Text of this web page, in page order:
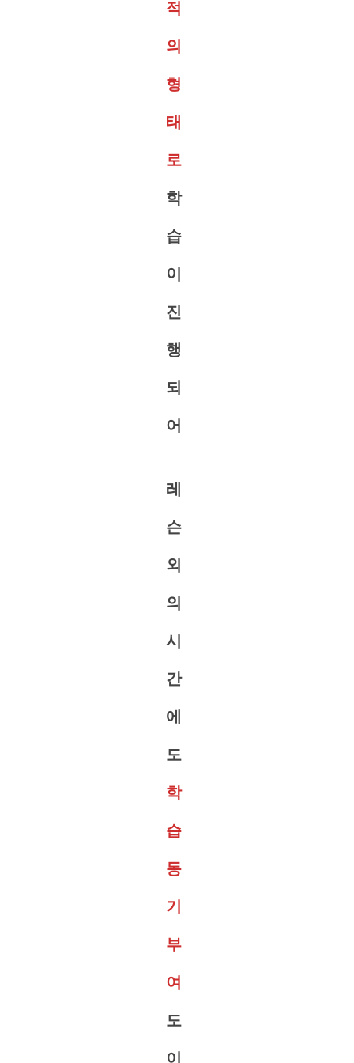
적
의
형
태
로
학
습
이
진
행
되
어
레
슨
외
의
시
간
에
도
학
습
동
기
부
여
도
이